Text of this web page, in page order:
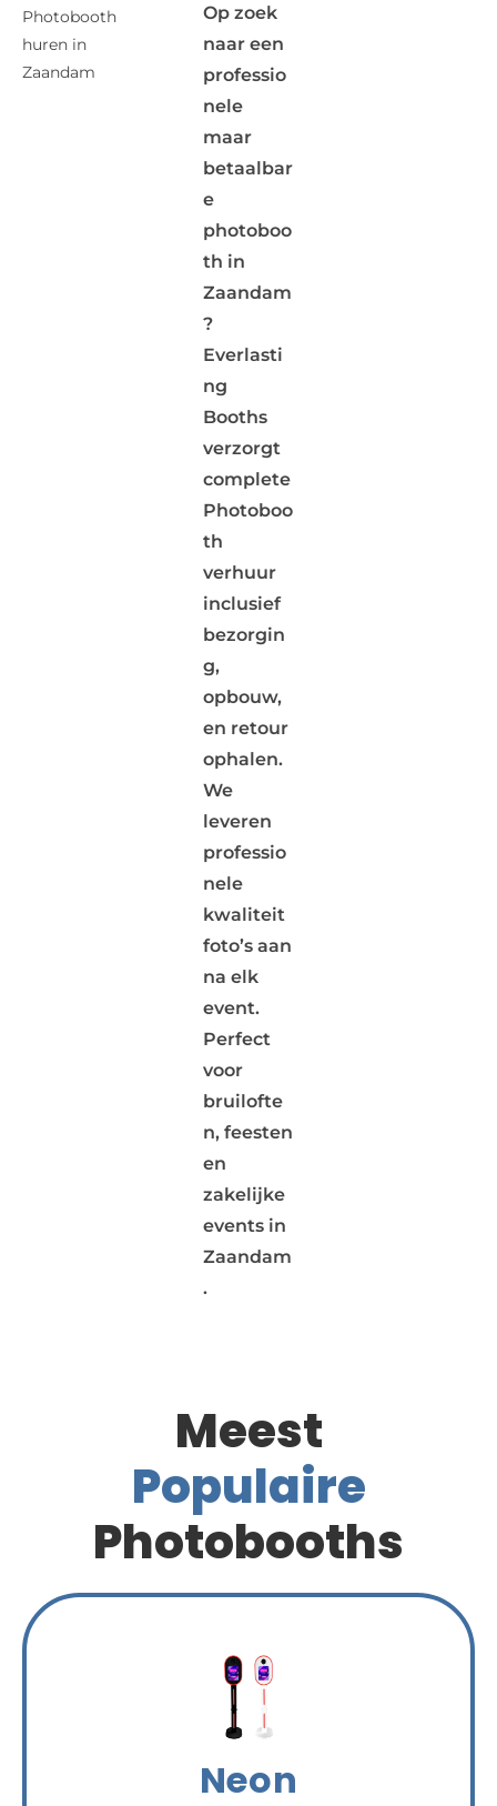
Photobooth
huren in
Zaandam
Op zoek
naar een
professio
nele
maar
betaalbar
e
photoboo
th in
Zaandam
?
Everlasti
ng
Booths
verzorgt
complete
Photoboo
th
verhuur
inclusief
bezorgin
g,
opbouw,
en retour
ophalen.
We
leveren
professio
nele
kwaliteit
foto’s aan
na elk
event.
Perfect
voor
bruilofte
n, feesten
en
zakelijke
events in
Zaandam
.
Meest
Populaire
Photobooths
Neon